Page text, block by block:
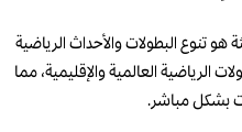
تنوع البطولات والأحداث الرياضية
الرياضية العالمية والإقليمية، مما
بشكل مباشر.